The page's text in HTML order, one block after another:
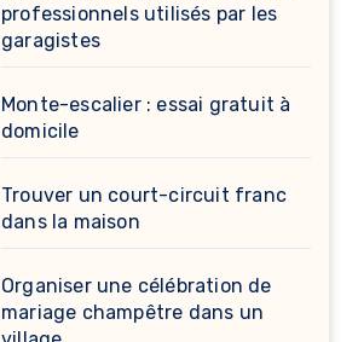
professionnels utilisés par les
garagistes
Monte-escalier : essai gratuit à
domicile
Trouver un court-circuit franc
dans la maison
Organiser une célébration de
mariage champêtre dans un